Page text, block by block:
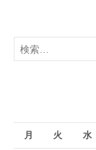
検
索:
月 火 水